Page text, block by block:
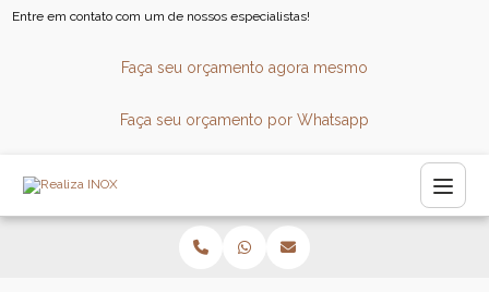
Entre em contato com um de nossos especialistas!
Faça seu orçamento agora mesmo
Faça seu orçamento por Whatsapp